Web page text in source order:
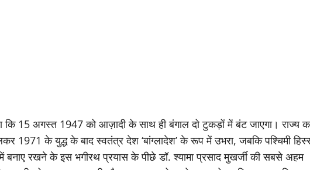
15 अगस्त 1947 को आज़ादी के साथ ही बंगाल दो टुकड़ों में बंट जाएगा। राज्य
1971 के युद्ध के बाद स्वतंत्र देश ‘बांग्लादेश’ के रूप में उभरा, जबकि पश्चिमी
में बनाए रखने के इस भगीरथ प्रयास के पीछे डॉ. श्यामा प्रसाद मुखर्जी की सबसे अहम